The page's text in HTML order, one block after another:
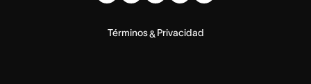
Términos& Privacidad